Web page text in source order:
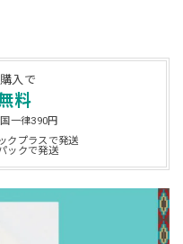
入で
料
一律390円
クプラスで発送
ックで発送